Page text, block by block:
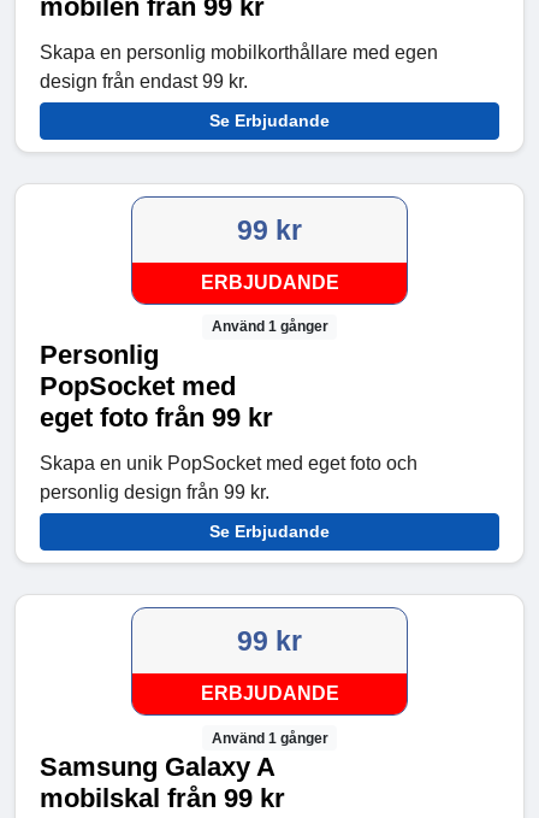
mobilen från 99 kr
Skapa en personlig mobilkorthållare med egen
design från endast 99 kr.
Se Erbjudande
99 kr
ERBJUDANDE
Använd 1 gånger
Personlig
PopSocket med
eget foto från 99 kr
Skapa en unik PopSocket med eget foto och
personlig design från 99 kr.
Se Erbjudande
99 kr
ERBJUDANDE
Använd 1 gånger
Samsung Galaxy A
mobilskal från 99 kr